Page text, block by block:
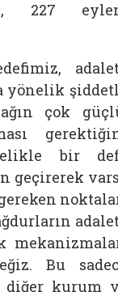
227
yönelik
çok
bir
geçirerek
Bu
diğer kurum